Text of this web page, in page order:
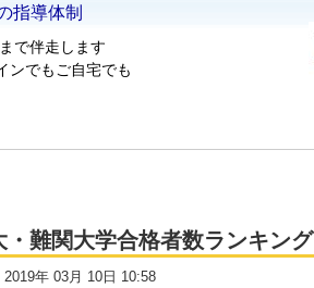
・難関大学合格者数ランキング
年 03月 10日 10:58